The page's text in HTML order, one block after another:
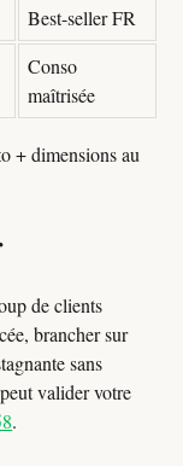
Best-seller FR
Conso
maîtrisée
+ dimensions au
de clients
brancher sur
sans
valider votre
.